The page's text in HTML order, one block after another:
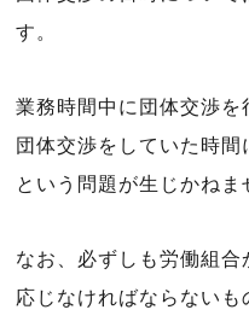
す。
業務時間中に団体交渉を
団体交渉をしていた時
という問題が生じかねま
なお、必ずしも労働組
応じなければならないも